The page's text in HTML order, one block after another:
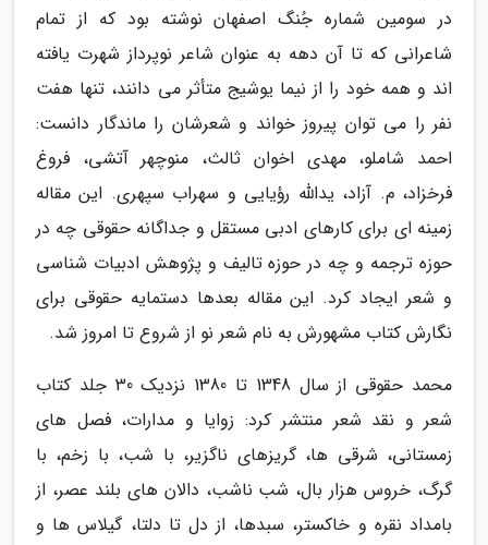
در سومین شماره جُنگ اصفهان نوشته بود که از تمام
شاعرانی که تا آن دهه به عنوان شاعر نوپرداز شهرت یافته
اند و همه خود را از نیما یوشیج متأثر می دانند، تنها هفت
نفر را می توان پیروز خواند و شعرشان را ماندگار دانست:
احمد شاملو، مهدی اخوان ثالث، منوچهر آتشی، فروغ
فرخزاد، م. آزاد، یدالله رؤیایی و سهراب سپهری. این مقاله
زمینه ای برای کارهای ادبی مستقل و جداگانه حقوقی چه در
حوزه ترجمه و چه در حوزه تالیف و پژوهش ادبیات شناسی
و شعر ایجاد کرد. این مقاله بعدها دستمایه حقوقی برای
نگارش کتاب مشهورش به نام شعر نو از شروع تا امروز شد.
محمد حقوقی از سال 1348 تا 1380 نزدیک 30 جلد کتاب
شعر و نقد شعر منتشر کرد: زوایا و مدارات، فصل های
زمستانی، شرقی ها، گریزهای ناگزیر، با شب، با زخم، با
گرگ، خروس هزار بال، شب ناشب، دالان های بلند عصر، از
بامداد نقره و خاکستر، سبدها، از دل تا دلتا، گیلاس ها و